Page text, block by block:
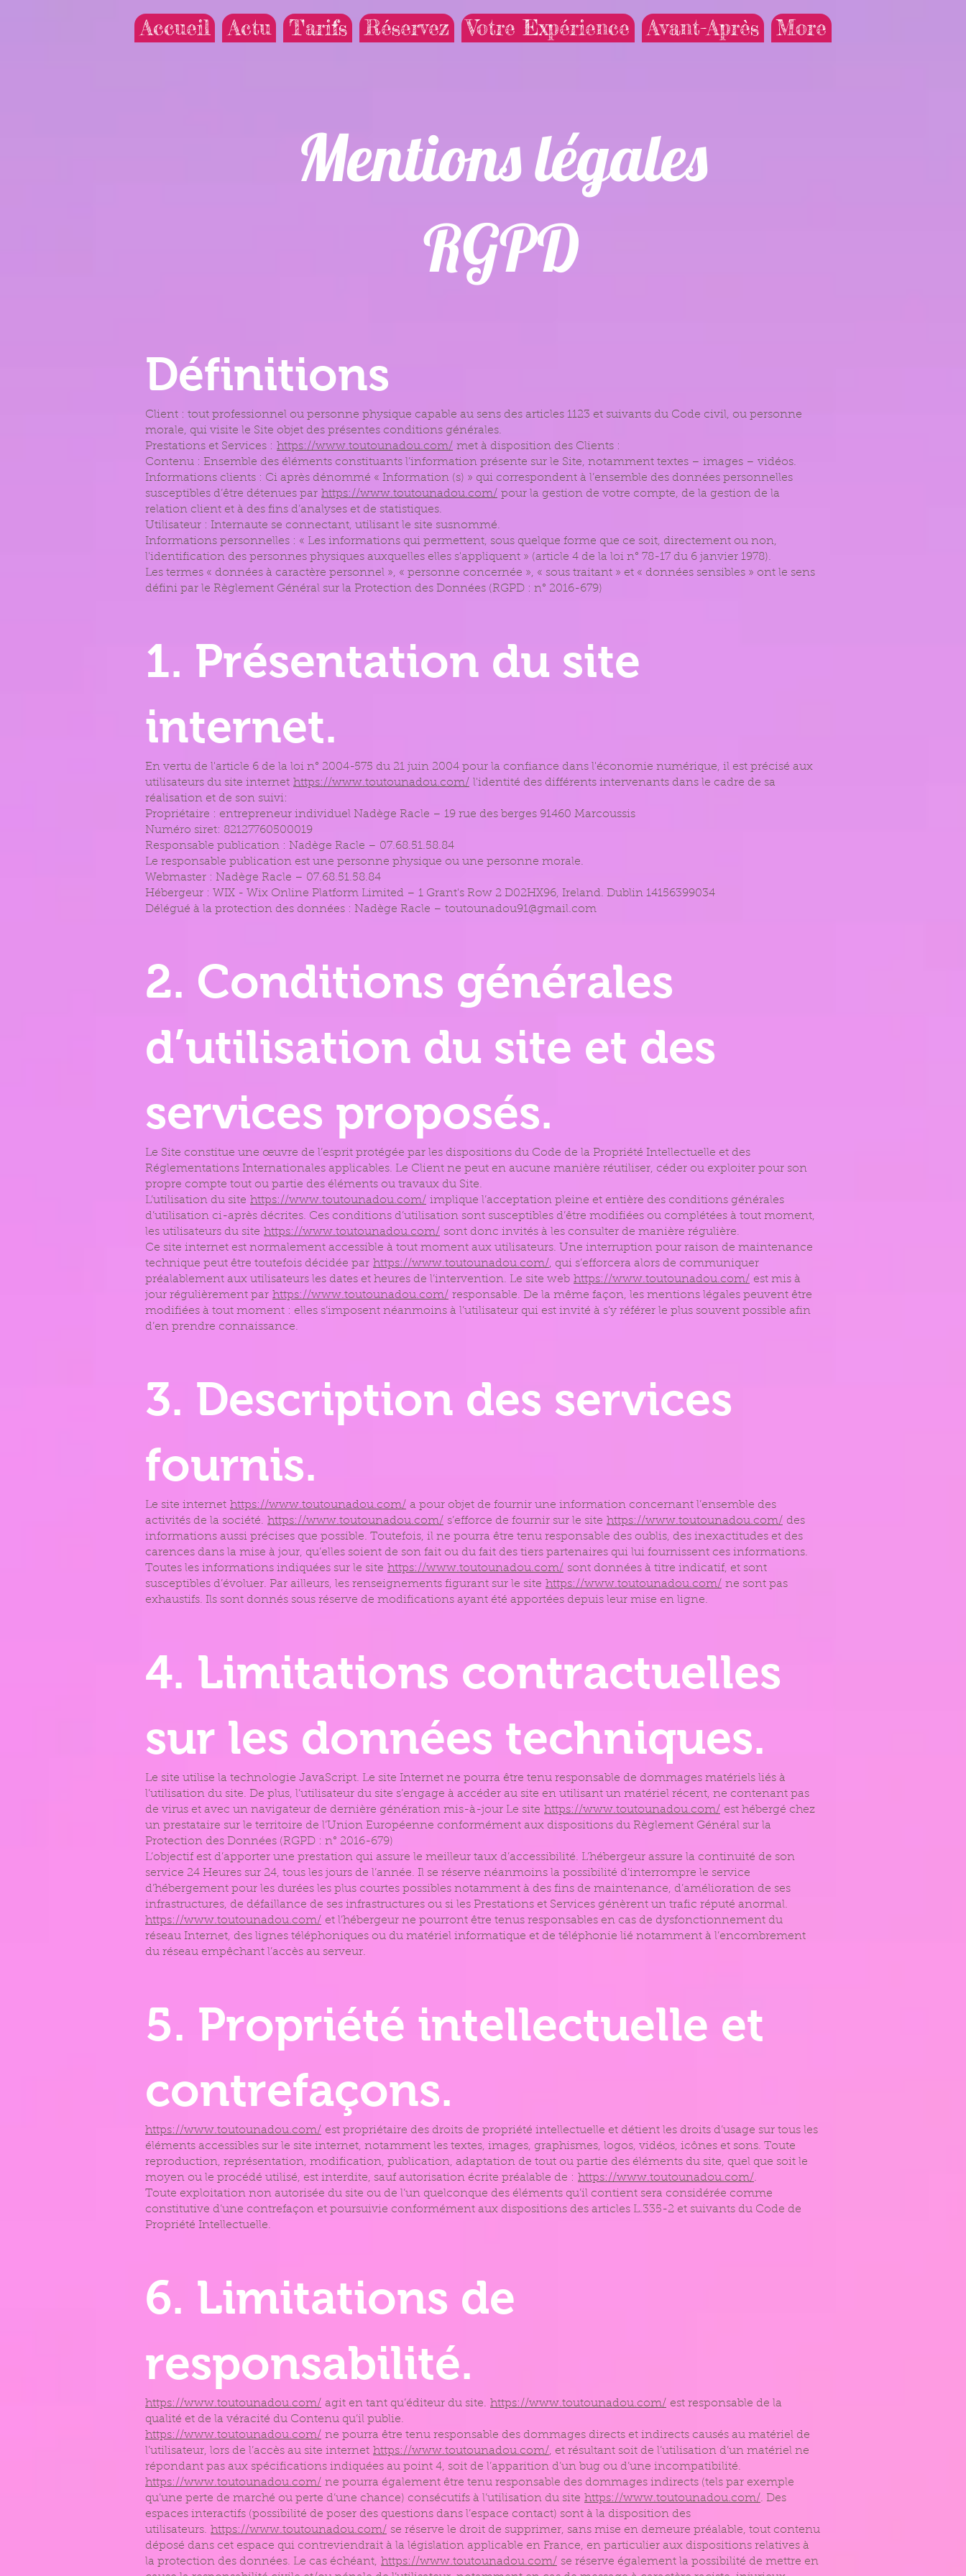
Accueil Actu Tarifs Réservez Votre Expérience Avant-Après More
Mentions légales
RGPD
Définitions
Client : tout professionnel ou personne physique capable au sens des articles 1123 et suivants du Code civil, ou personne
morale, qui visite le Site objet des présentes conditions générales.
Prestations et Services : https://www.toutounadou.com/ met à disposition des Clients :
Contenu : Ensemble des éléments constituants l’information présente sur le Site, notamment textes – images – vidéos.
Informations clients : Ci après dénommé « Information (s) » qui correspondent à l’ensemble des données personnelles
susceptibles d’être détenues par https://www.toutounadou.com/ pour la gestion de votre compte, de la gestion de la
relation client et à des fins d’analyses et de statistiques.
Utilisateur : Internaute se connectant, utilisant le site susnommé.
Informations personnelles : « Les informations qui permettent, sous quelque forme que ce soit, directement ou non,
l'identification des personnes physiques auxquelles elles s'appliquent » (article 4 de la loi n° 78-17 du 6 janvier 1978).
Les termes « données à caractère personnel », « personne concernée », « sous traitant » et « données sensibles » ont le sens
défini par le Règlement Général sur la Protection des Données (RGPD : n° 2016-679)
1. Présentation du site
internet.
En vertu de l'article 6 de la loi n° 2004-575 du 21 juin 2004 pour la confiance dans l'économie numérique, il est précisé aux
utilisateurs du site internet https://www.toutounadou.com/ l'identité des différents intervenants dans le cadre de sa
réalisation et de son suivi:
Propriétaire : entrepreneur individuel Nadège Racle – 19 rue des berges 91460 Marcoussis
Numéro siret: 82127760500019
Responsable publication : Nadège Racle – 07.68.51.58.84
Le responsable publication est une personne physique ou une personne morale.
Webmaster : Nadège Racle – 07.68.51.58.84
Hébergeur : WIX - Wix Online Platform Limited – 1 Grant's Row 2 D02HX96, Ireland. Dublin 14156399034
Délégué à la protection des données : Nadège Racle – toutounadou91@gmail.com
2. Conditions générales
d’utilisation du site et des
services proposés.
Le Site constitue une œuvre de l’esprit protégée par les dispositions du Code de la Propriété Intellectuelle et des
Réglementations Internationales applicables. Le Client ne peut en aucune manière réutiliser, céder ou exploiter pour son
propre compte tout ou partie des éléments ou travaux du Site.
L’utilisation du site https://www.toutounadou.com/ implique l’acceptation pleine et entière des conditions générales
d’utilisation ci-après décrites. Ces conditions d’utilisation sont susceptibles d’être modifiées ou complétées à tout moment,
les utilisateurs du site https://www.toutounadou.com/ sont donc invités à les consulter de manière régulière.
Ce site internet est normalement accessible à tout moment aux utilisateurs. Une interruption pour raison de maintenance
technique peut être toutefois décidée par https://www.toutounadou.com/, qui s’efforcera alors de communiquer
préalablement aux utilisateurs les dates et heures de l’intervention. Le site web https://www.toutounadou.com/ est mis à
jour régulièrement par https://www.toutounadou.com/ responsable. De la même façon, les mentions légales peuvent être
modifiées à tout moment : elles s’imposent néanmoins à l’utilisateur qui est invité à s’y référer le plus souvent possible afin
d’en prendre connaissance.
3. Description des services
fournis.
Le site internet https://www.toutounadou.com/ a pour objet de fournir une information concernant l’ensemble des
activités de la société. https://www.toutounadou.com/ s’efforce de fournir sur le site https://www.toutounadou.com/ des
informations aussi précises que possible. Toutefois, il ne pourra être tenu responsable des oublis, des inexactitudes et des
carences dans la mise à jour, qu’elles soient de son fait ou du fait des tiers partenaires qui lui fournissent ces informations.
Toutes les informations indiquées sur le site https://www.toutounadou.com/ sont données à titre indicatif, et sont
susceptibles d’évoluer. Par ailleurs, les renseignements figurant sur le site https://www.toutounadou.com/ ne sont pas
exhaustifs. Ils sont donnés sous réserve de modifications ayant été apportées depuis leur mise en ligne.
4. Limitations contractuelles
sur les données techniques.
Le site utilise la technologie JavaScript. Le site Internet ne pourra être tenu responsable de dommages matériels liés à
l’utilisation du site. De plus, l’utilisateur du site s’engage à accéder au site en utilisant un matériel récent, ne contenant pas
de virus et avec un navigateur de dernière génération mis-à-jour Le site https://www.toutounadou.com/ est hébergé chez
un prestataire sur le territoire de l’Union Européenne conformément aux dispositions du Règlement Général sur la
Protection des Données (RGPD : n° 2016-679)
L’objectif est d’apporter une prestation qui assure le meilleur taux d’accessibilité. L’hébergeur assure la continuité de son
service 24 Heures sur 24, tous les jours de l’année. Il se réserve néanmoins la possibilité d’interrompre le service
d’hébergement pour les durées les plus courtes possibles notamment à des fins de maintenance, d’amélioration de ses
infrastructures, de défaillance de ses infrastructures ou si les Prestations et Services génèrent un trafic réputé anormal.
https://www.toutounadou.com/ et l’hébergeur ne pourront être tenus responsables en cas de dysfonctionnement du
réseau Internet, des lignes téléphoniques ou du matériel informatique et de téléphonie lié notamment à l’encombrement
du réseau empêchant l’accès au serveur.
5. Propriété intellectuelle et
contrefaçons.
https://www.toutounadou.com/ est propriétaire des droits de propriété intellectuelle et détient les droits d’usage sur tous les
éléments accessibles sur le site internet, notamment les textes, images, graphismes, logos, vidéos, icônes et sons. Toute
reproduction, représentation, modification, publication, adaptation de tout ou partie des éléments du site, quel que soit le
moyen ou le procédé utilisé, est interdite, sauf autorisation écrite préalable de : https://www.toutounadou.com/.
Toute exploitation non autorisée du site ou de l’un quelconque des éléments qu’il contient sera considérée comme
constitutive d’une contrefaçon et poursuivie conformément aux dispositions des articles L.335-2 et suivants du Code de
Propriété Intellectuelle.
6. Limitations de
responsabilité.
https://www.toutounadou.com/ agit en tant qu’éditeur du site. https://www.toutounadou.com/ est responsable de la
qualité et de la véracité du Contenu qu’il publie.
https://www.toutounadou.com/ ne pourra être tenu responsable des dommages directs et indirects causés au matériel de
l’utilisateur, lors de l’accès au site internet https://www.toutounadou.com/, et résultant soit de l’utilisation d’un matériel ne
répondant pas aux spécifications indiquées au point 4, soit de l’apparition d’un bug ou d’une incompatibilité.
https://www.toutounadou.com/ ne pourra également être tenu responsable des dommages indirects (tels par exemple
qu’une perte de marché ou perte d’une chance) consécutifs à l’utilisation du site https://www.toutounadou.com/. Des
espaces interactifs (possibilité de poser des questions dans l’espace contact) sont à la disposition des
utilisateurs. https://www.toutounadou.com/ se réserve le droit de supprimer, sans mise en demeure préalable, tout contenu
déposé dans cet espace qui contreviendrait à la législation applicable en France, en particulier aux dispositions relatives à
la protection des données. Le cas échéant, https://www.toutounadou.com/ se réserve également la possibilité de mettre en